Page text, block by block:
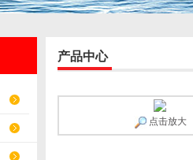
产品中心
点击放大